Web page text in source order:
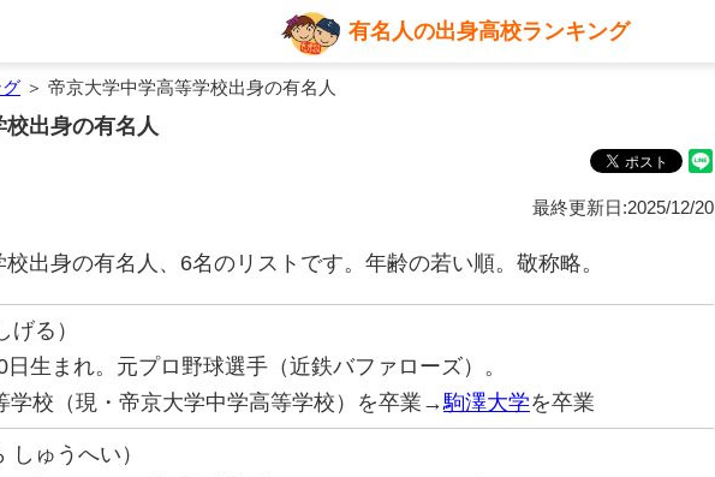
有名人の出身高校ランキング
＞ 帝京大学中学高等学校出身の有名人
出身の有名人
最終更新日:2025/12/20
出身の有名人、6名のリストです。年齢の若い順。敬称略。
げる）
日生まれ。元プロ野球選手（近鉄バファローズ）。
学校（現・帝京大学中学高等学校）を卒業→駒澤大学を卒業
しゅうへい）